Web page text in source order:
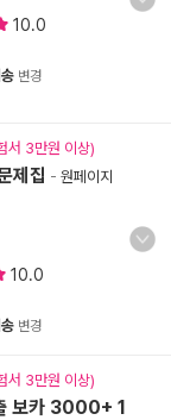
10.0
변경
서 3만원 이상)
제집 - 원페이지
10.0
변경
서 3만원 이상)
보카 3000+ 1